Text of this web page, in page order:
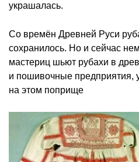
украшалась.
Со времён Древней Руси
сохранилось. Но и сейчас
мастериц шьют рубахи в
и пошивочные предприятия,
на этом поприще